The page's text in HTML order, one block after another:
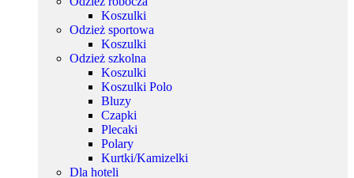
Koszulki
Odzież sportowa
Koszulki
Odzież szkolna
Koszulki
Koszulki Polo
Bluzy
Czapki
Plecaki
Polary
Kurtki/Kamizelki
Dla hoteli